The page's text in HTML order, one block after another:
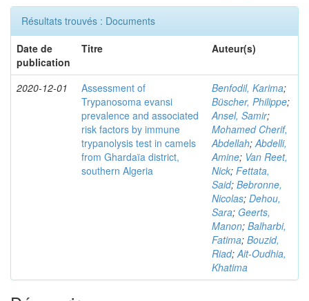
Résultats trouvés : Documents
Date de
publication
Titre Auteur(s)
2020-12-01
Assessment of
Trypanosoma evansi
prevalence and associated
risk factors by immune
trypanolysis test in camels
from Ghardaïa district,
southern Algeria
Benfodil, Karima;
Büscher, Philippe;
Ansel, Samir;
Mohamed Cherif,
Abdellah;Abdelli,
Amine; Van Reet,
Nick; Fettata,
Said; Bebronne,
Nicolas; Dehou,
Sara; Geerts,
Manon; Balharbi,
Fatima; Bouzid,
Riad;Ait-Oudhia,
Khatima